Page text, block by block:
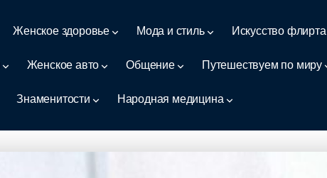
Женское здоровье Мода и стиль Искусство флирта
Женское авто Общение Путешествуем по миру
Знаменитости Народная медицина